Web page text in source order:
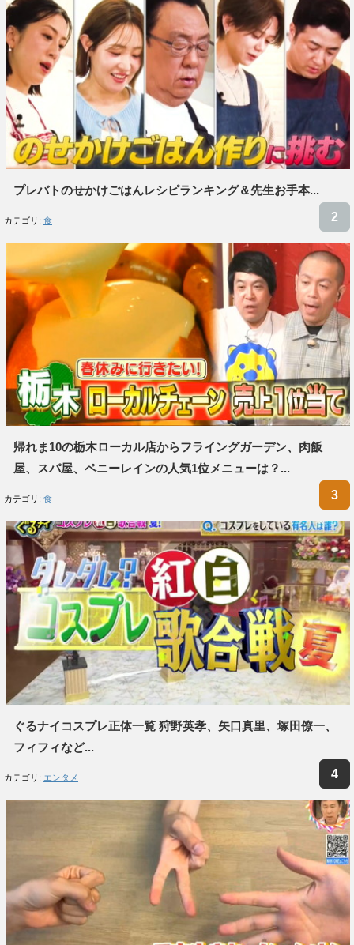
プレバトのせかけごはんレシピランキング＆先生お手本...
カテゴリ: 食
帰れま10の栃木ローカル店からフライングガーデン、肉飯
屋、スパ屋、ペニーレインの人気1位メニューは？...
カテゴリ: 食
ぐるナイコスプレ正体一覧 狩野英孝、矢口真里、塚田僚一、
フィフィなど...
カテゴリ: エンタメ